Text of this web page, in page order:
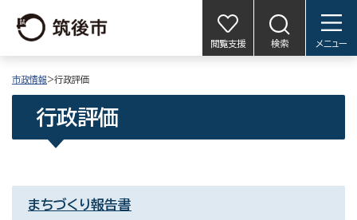
閲覧支援 検索 メニュー
市政情報>行政評価
行政評価
まちづくり報告書